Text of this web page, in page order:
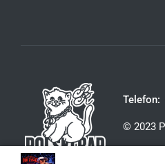
Telefon:
© 2023